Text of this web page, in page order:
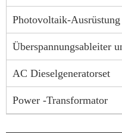
Photovoltaik-Ausrüstung
Überspannungsableiter
AC Dieselgeneratorset
Power -Transformator